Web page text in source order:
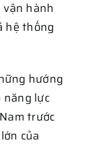
hành
hệ thống
hướng
năng lực
trước
của